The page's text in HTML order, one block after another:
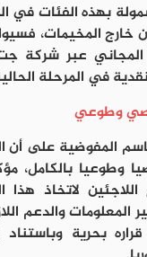
بهذه الفئات في
خارج المخيمات،
عبر شركة
في المرحلة
وطوعي
المفوضية على أن
وطوعيا بالكامل،
لاتخاذ هذا
المعلومات والدعم
بحرية